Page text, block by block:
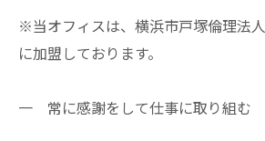
※当オフィスは、横浜市戸塚倫理法
に加盟しております。
一 常に感謝をして仕事に取り組む